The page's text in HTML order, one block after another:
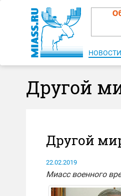
НОВОСТИ
Другой
Другой
22.02.2019
Миасс военного